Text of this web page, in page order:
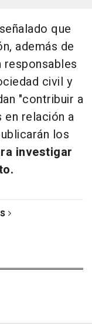
que
además de
civil y
"contribuir a
en relación a
los
investigar